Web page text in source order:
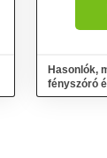
del.Elem
Hasonlók,
fényszóró
lámpa